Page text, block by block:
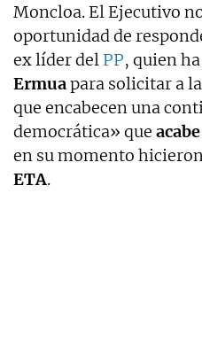
Moncloa. El Ejecutivo
oportunidad de
ex líder del PP, quien
Ermuapara solicitar a
que encabecen una
democrática» que
en su momento
ETA.